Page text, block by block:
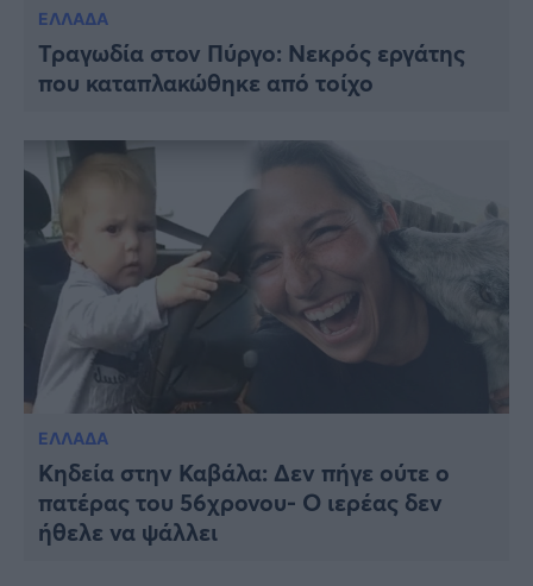
ΕΛΛΑΔΑ
Τραγωδία στον Πύργο: Νεκρός εργάτης
που καταπλακώθηκε από τοίχο
ΕΛΛΑΔΑ
Kηδεία στην Καβάλα: Δεν πήγε ούτε ο
πατέρας του 56χρονου- Ο ιερέας δεν
ήθελε να ψάλλει